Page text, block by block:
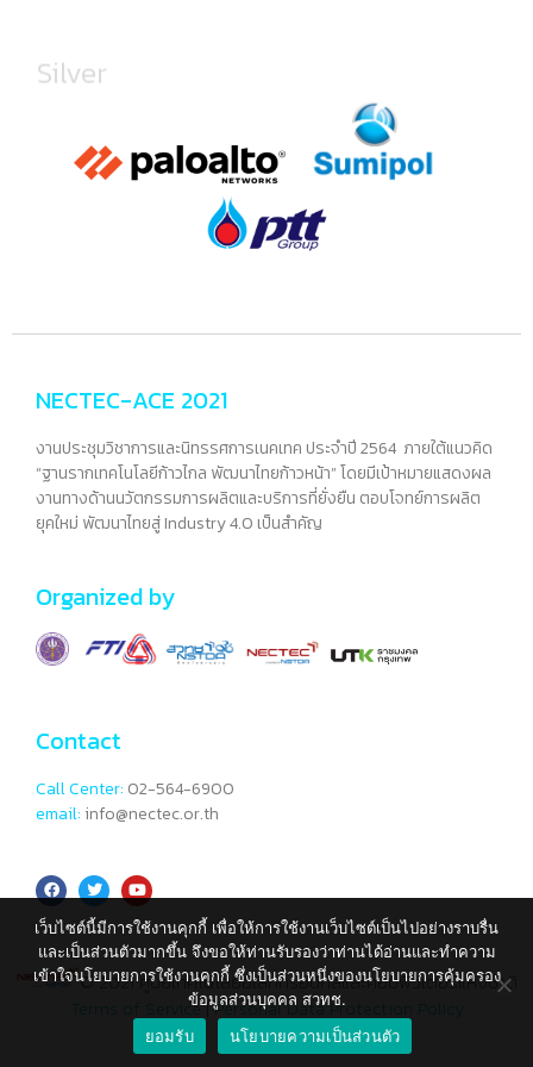
Silver
NECTEC-ACE 2021
งานประชุมวิชาการและนิทรรศการเนคเทค ประจำปี 2564 ภายใต้แนวคิด
“ฐานรากเทคโนโลยีก้าวไกล พัฒนาไทยก้าวหน้า” โดยมีเป้าหมายแสดงผล
งานทางด้านนวัตกรรมการผลิตและบริการที่ยั่งยืน ตอบโจทย์การผลิต
ยุคใหม่ พัฒนาไทยสู่ Industry 4.0 เป็นสำคัญ
Organized by
Contact
Call Center: 02-564-6900
email: info@nectec.or.th
© 2021 ศูนย์เทคโนโลยีอิเล็กทรอนิกส์และคอมพิวเตอร์แห่งชาติ
Terms of Service|Personal Data Protection Policy
เว็บไซต์นี้มีการใช้งานคุกกี้ เพื่อให้การใช้งานเว็บไซต์เป็นไปอย่างราบรื่น
และเป็นส่วนตัวมากขึ้น จึงขอให้ท่านรับรองว่าท่านได้อ่านและทำความ
เข้าใจนโยบายการใช้งานคุกกี้ ซึ่งเป็นส่วนหนึ่งของนโยบายการคุ้มครอง
ข้อมูลส่วนบุคคล สวทช.
ยอมรับ
นโยบายความเป็นส่วนตัว